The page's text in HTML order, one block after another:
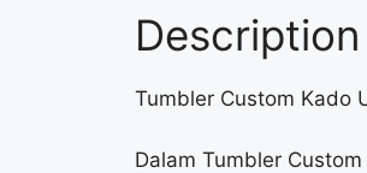
Description
Tumbler Custom Kado
Dalam Tumbler